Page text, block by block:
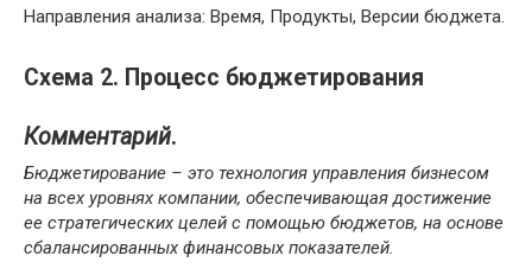
Направления анализа: Время, Продукты, Версии бюджета.
Схема 2. Процесс бюджетирования
Комментарий.
Бюджетирование – это технология управления бизнесом
на всех уровнях компании, обеспечивающая достижение
ее стратегических целей с помощью бюджетов, на основе
сбалансированных финансовых показателей.